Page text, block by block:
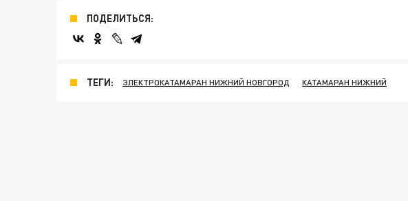
ПОДЕЛИТЬСЯ:
ТЕГИ: ЭЛЕКТРОКАТАМАРАН НИЖНИЙ НОВГОРОД КАТАМАРАН НИЖНИЙ